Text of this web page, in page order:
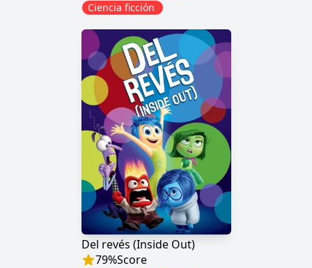
Ciencia ficción
Del revés (Inside Out)
79%Score